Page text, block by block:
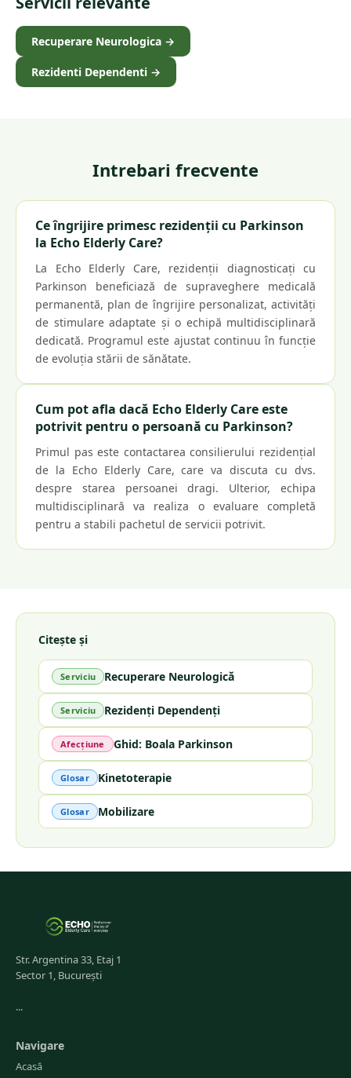
Recuperare Neurologica →
Rezidenti Dependenti →
Intrebari frecvente
Ce îngrijire primesc rezidenții cu Parkinson
la Echo Elderly Care?
La Echo Elderly Care, rezidenții diagnosticați cu
Parkinson beneficiază de supraveghere medicală
permanentă, plan de îngrijire personalizat, activități
de stimulare adaptate și o echipă multidisciplinară
dedicată. Programul este ajustat continuu în funcție
de evoluția stării de sănătate.
Cum pot afla dacă Echo Elderly Care este
potrivit pentru o persoană cu Parkinson?
Primul pas este contactarea consilierului rezidențial
de la Echo Elderly Care, care va discuta cu dvs.
despre starea persoanei dragi. Ulterior, echipa
multidisciplinară va realiza o evaluare completă
pentru a stabili pachetul de servicii potrivit.
Citește și
Serviciu Recuperare Neurologică
Serviciu Rezidenți Dependenți
Afecțiune Ghid: Boala Parkinson
Glosar Kinetoterapie
Glosar Mobilizare
Str. Argentina 33, Etaj 1
Sector 1, București
...
Navigare
Acasă